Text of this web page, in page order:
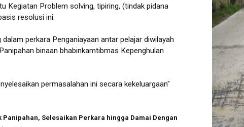
Kegiatan Problem solving, tipiring, (tindak pidana
resolusi ini.
perkara Penganiayaan antar pelajar diwilayah
binaan bhabinkamtibmas Kepenghulan
permasalahan ini secara kekeluargaan"
Panipahan, Selesaikan Perkara hingga Damai Dengan